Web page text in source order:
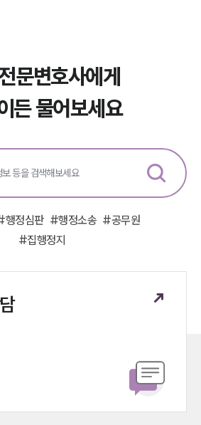
문변호사에게
든 물어보세요
행정심판 #행정소송 #공무원
#집행정지